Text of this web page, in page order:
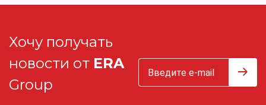
Хочу получать
новости от ERA
Group